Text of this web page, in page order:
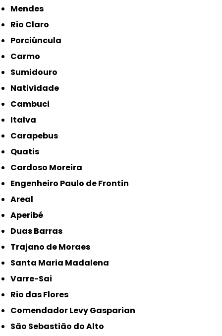
Mendes
Rio Claro
Porciúncula
Carmo
Sumidouro
Natividade
Cambuci
Italva
Carapebus
Quatis
Cardoso Moreira
Engenheiro Paulo de Frontin
Areal
Aperibé
Duas Barras
Trajano de Moraes
Santa Maria Madalena
Varre-Sai
Rio das Flores
Comendador Levy Gasparian
São Sebastião do Alto